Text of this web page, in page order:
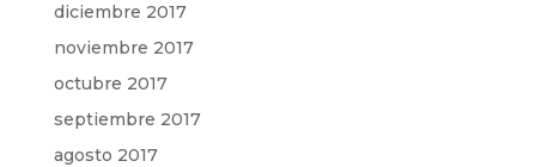
diciembre 2017
noviembre 2017
octubre 2017
septiembre 2017
agosto 2017